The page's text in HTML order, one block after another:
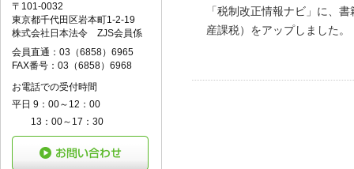
〒101-0032
東京都千代田区岩本町1-2-19
株式会社日本法令 ZJS会員係
会員直通：03（6858）6965
FAX番号：03（6858）6968
お電話での受付時間
平日 9：00～12：00
13：00～17：30
「税制改正情報ナビ」に、
産課税）をアップしました。